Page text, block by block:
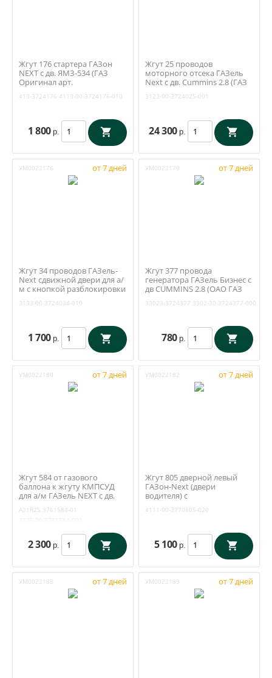
Жгут 176 стартера ГАЗон
NEXT с дв. ЯМЗ-534 (ГАЗ
Оригинал арт.
413-3724176 4113-00-3724176-010
1 800 р.
Жгут 25 проводов
моторного отсека ГАЗель
Next с дв. Cummins 2.8 (ГАЗ
3123-00-3724025-001
24 300 р.
УМ0022176 от 7 дней
Жгут 34 проводов ГАЗель-
Next сдвижной двери для а/
м с кнопкой разблокировки
А32R33.3724034-10)
3133-00-3724034-010
1 700 р.
УМ0022179 от 7 дней
Жгут 377 провода
генератора ГАЗель Бизнес с
дв CUMMINS 2.8 (ОАО ГАЗ
33023-3724377 3302-30-3724377-000
780 р.
УМ0022180 от 7 дней
Жгут 584 от газового
баллона к жгуту КМПСУД
для а/м ГАЗель NEXT с дв.
арт. A21R25.3761584-01)
A21R25.3761584-01
2 300 р.
УМ0022182 от 7 дней
Жгут 805 дверной левый
ГАЗон-Next (двери
водителя) с
наружных зеркал / ОАО ГАЗ
4111-00-3770805-020
5 100 р.
УМ0022188 от 7 дней УМ0022189 от 7 дней